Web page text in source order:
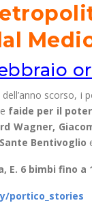
dell’anno scorso,
e faide per il
Wagner,
Sante Bentivoglio
E. 6 bimbi fino a
portico_stories